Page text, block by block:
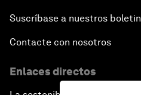
Suscríbase a nuestros
Contacte con nosotros
Enlaces directos